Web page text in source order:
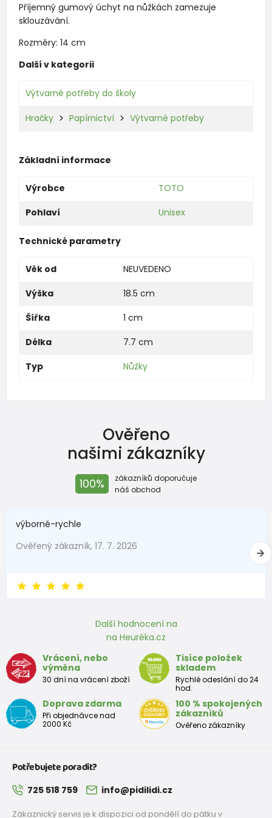
Příjemný gumový úchyt na nůžkách zamezuje
sklouzávání.
Rozměry: 14 cm
Další v kategorii
Výtvarné potřeby do školy
Hračky Papírnictví Výtvarné potřeby
Základní informace
Výrobce
TOTO
Pohlaví
Unisex
Technické parametry
Věk od
NEUVEDENO
Výška
18.5 cm
Šířka
1 cm
Délka
7.7 cm
Typ
Nůžky
Ověřeno
našimi zákazníky
100%
zákazníků doporučuje
náš obchod
výborně-rychle
Ověřený zákazník, 17. 7. 2026
Další hodnocení na
na Heuréka.cz
Vrácení, nebo
výměna
30 dní na vrácení zboží
Tisíce položek
skladem
Rychlé odeslání do 24
hod.
Doprava zdarma
Při objednávce nad
2000 Kč
100 % spokojených
zákazníků
Ověřeno zákazníky
Potřebujete poradit?
725 518 759 info@pidilidi.cz
Zákaznický servis je k dispozici od pondělí do pátku v